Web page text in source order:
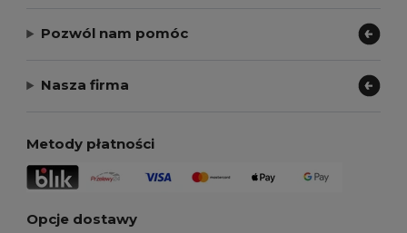
Pozwól nam pomóc
Nasza firma
Metody płatności
Opcje dostawy